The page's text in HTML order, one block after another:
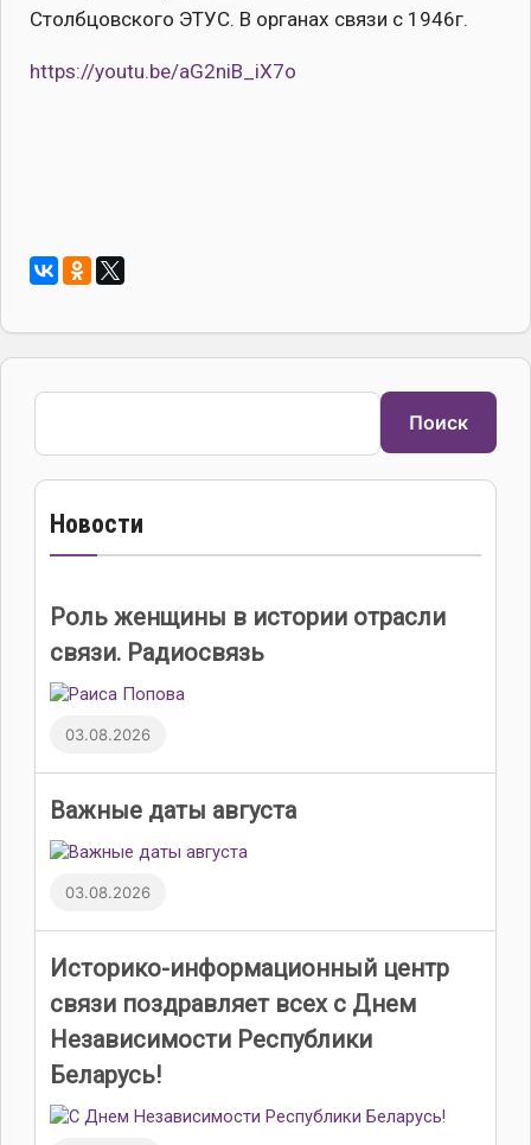
Столбцовского ЭТУС. В органах связи с 1946г.
https://youtu.be/aG2niB_iX7o
Поиск
Поиск
Новости
Роль женщины в истории отрасли
связи. Радиосвязь
03.08.2026
Важные даты августа
03.08.2026
Историко-информационный центр
связи поздравляет всех с Днем
Независимости Республики
Беларусь!